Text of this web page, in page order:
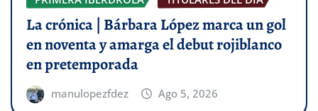
La crónica | Bárbara López marca un gol
en noventa y amarga el debut rojiblanco
en pretemporada
manulopezfdez Ago 5, 2026